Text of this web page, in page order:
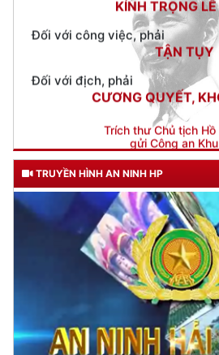
TẬN TỤY
Đối với địch, phải
CƯƠNG QUYẾT,
Trích thư Chủ tịch Hồ
gửi Công an Khu
ngày 11 tháng 3
TRUYỀN HÌNH AN NINH HP